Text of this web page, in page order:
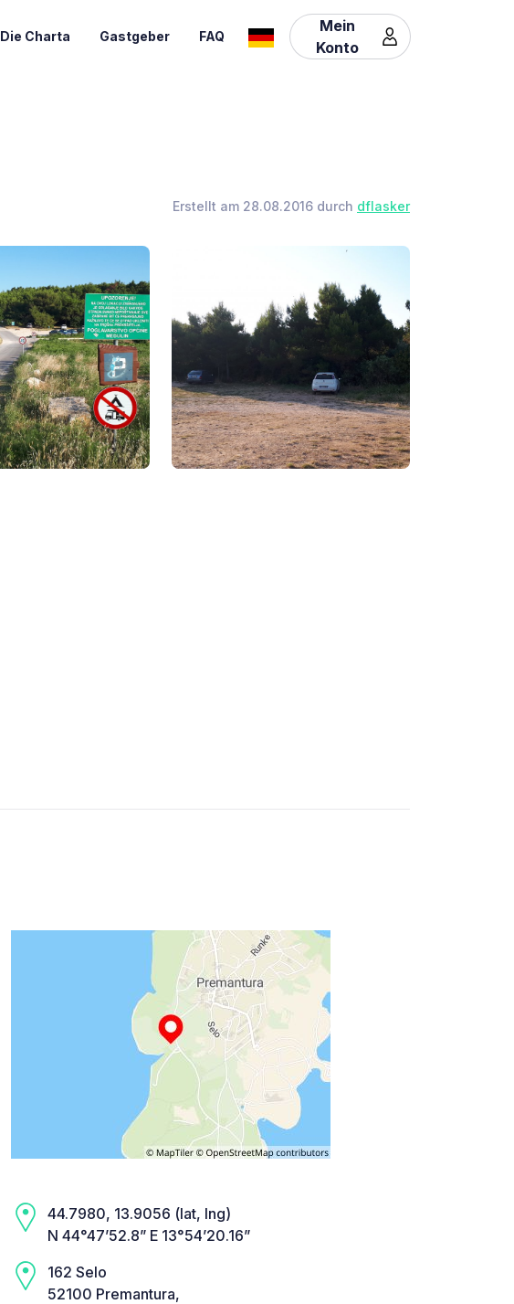
Die Charta Gastgeber FAQ
Mein
Konto
Erstellt am 28.08.2016 durch dflasker
44.7980, 13.9056 (lat, lng)
N 44°47’52.8” E 13°54’20.16”
162 Selo
52100 Premantura,